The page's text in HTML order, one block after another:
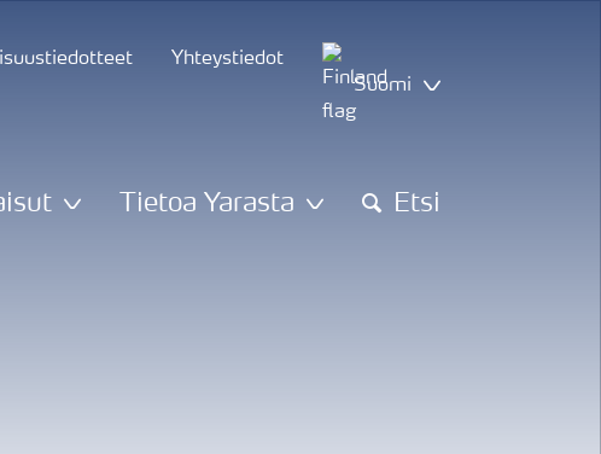
Yhteystiedot
Suomi
Tietoa Yarasta Etsi